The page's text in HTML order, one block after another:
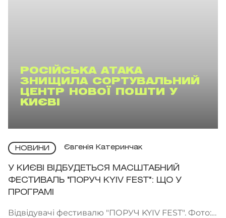
РОСІЙСЬКА АТАКА
ЗНИЩИЛА СОРТУВАЛЬНИЙ
ЦЕНТР НОВОЇ ПОШТИ У
КИЄВІ
НОВИНИ Євгенія Катеринчак
У КИЄВІ ВІДБУДЕТЬСЯ МАСШТАБНИЙ
ФЕСТИВАЛЬ "ПОРУЧ KYIV FEST": ЩО У
ПРОГРАМІ
Відвідувачі фестивалю "ПОРУЧ KYIV FEST". Фото: